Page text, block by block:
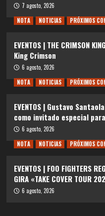
7 agosto, 2026
NOTA
NOTICIAS PRÓXIMOS
EVENTOS | THE CRIMSON
King Crimson
6 agosto, 2026
NOTA
NOTICIAS PRÓXIMOS
EVENTOS | Gustavo
como invitado especial
6 agosto, 2026
NOTA
NOTICIAS PRÓXIMOS
EVENTOS | FOO FIGHTERS
GIRA «TAKE COVER TOUR
6 agosto, 2026